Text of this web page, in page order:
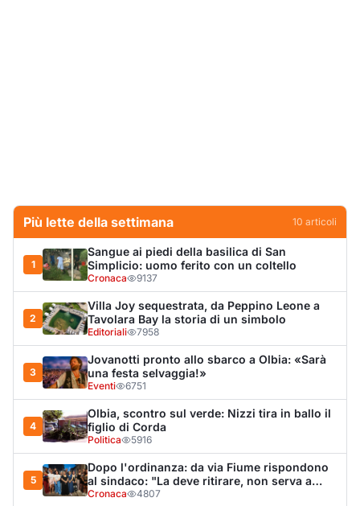
5
Dopo l'ordinanza: da via Fiume rispondono
al sindaco: "La deve ritirare, non serva a
nulla"
Cronaca 4807
6
Olbia, il Nero inaugura gli attracchi D-Marin
al Molo Brin
Turismo 4280
7
Punti di svista: in via Fiume, un anno senza
auto per vietare il nascondino ai delinquenti
Editoriali 4265
8
Olbia, auto finisce fuori strada: una donna in
ospedale
Cronaca 3990
9
Van fuori controllo finisce oltre le protezioni
stradali
Cronaca 3333
Salmo mostra la cicatrice sul volto: “Il